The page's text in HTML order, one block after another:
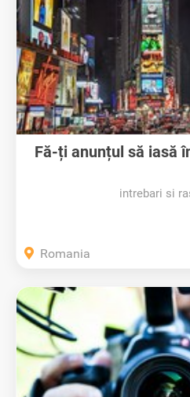
Fă-ți anunțul să iasă
intrebari si
Romania